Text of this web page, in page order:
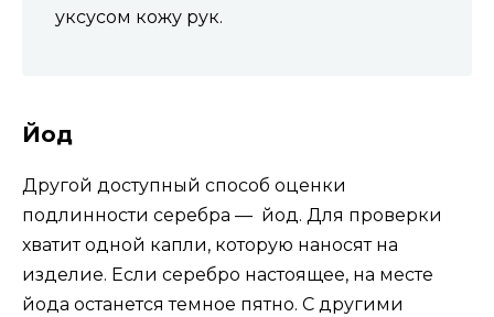
уксусом кожу рук.
Йод
Другой доступный способ оценки
подлинности серебра — йод. Для проверки
хватит одной капли, которую наносят на
изделие. Если серебро настоящее, на месте
йода останется темное пятно. С другими